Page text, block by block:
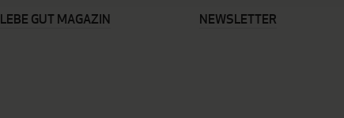
LEBE GUT MAGAZIN NEWSLETTER